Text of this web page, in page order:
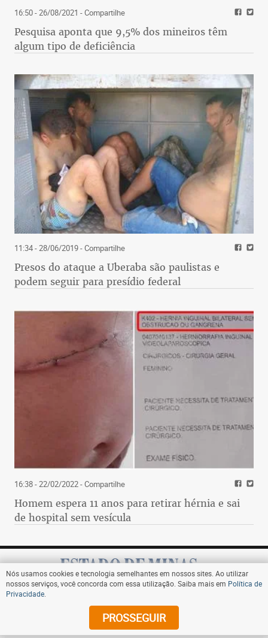
16:50 - 26/08/2021 - Compartilhe
Pesquisa aponta que 9,5% dos mineiros têm
algum tipo de deficiência
11:34 - 28/06/2019- Compartilhe
Presos do ataque a Uberaba são paulistas e
podem seguir para presídio federal
16:38 - 22/02/2022- Compartilhe
Homem espera 11 anos para retirar hérnia e sai
de hospital sem vesícula
Assine
Nós usamos cookies e tecnologia semelhantes em nossos sites. Ao utilizar
nossos serviços, você concorda com essa utilização. Saiba mais em Política de
Privacidade
PROSSEGUIR